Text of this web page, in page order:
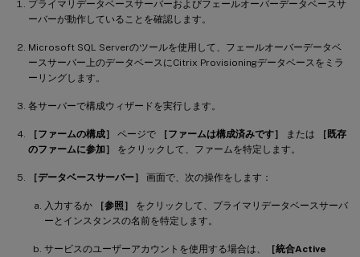
プライマリデータベースサーバーおよびフェールオーバーデータベースサ
ーバーが動作していることを確認します。
Microsoft SQL Serverのツールを使用して、フェールオーバーデータベ
ースサーバー上のデータベースにCitrix Provisioningデータベースをミラ
ーリングします。
各サーバーで構成ウィザードを実行します。
［ファームの構成］ ページで ［ファームは構成済みです］ または
［既存
のファームに参加］
をクリックして、ファームを特定します。
［データベースサーバー］ 画面で、次の操作をします：
入力するか ［参照］
をクリックして、プライマリデータベースサーバ
ーとインスタンスの名前を特定します。
サービスのユーザーアカウントを使用する場合は、
［統合Active